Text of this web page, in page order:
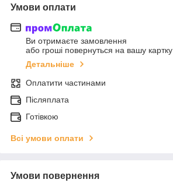
Умови оплати
Ви отримаєте замовлення
або гроші повернуться на вашу картку
Детальніше
Оплатити частинами
Післяплата
Готівкою
Всі умови оплати
Умови повернення